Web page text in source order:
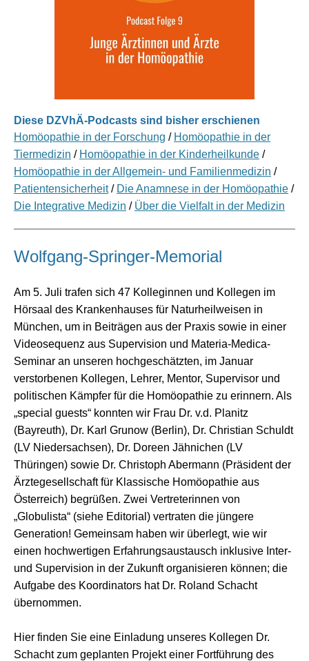
Diese DZVhÄ-Podcasts sind bisher erschienen
Homöopathie in der Forschung / Homöopathie in der
Tiermedizin / Homöopathie in der Kinderheilkunde /
Homöopathie in der Allgemein- und Familienmedizin /
Patientensicherheit/ Die Anamnese in der Homöopathie /
Die Integrative Medizin / Über die Vielfalt in der Medizin
Wolfgang-Springer-Memorial
Am 5. Juli trafen sich 47 Kolleginnen und Kollegen im
Hörsaal des Krankenhauses für Naturheilweisen in
München, um in Beiträgen aus der Praxis sowie in einer
Videosequenz aus Supervision und Materia-Medica-
Seminar an unseren hochgeschätzten, im Januar
verstorbenen Kollegen, Lehrer, Mentor, Supervisor und
politischen Kämpfer für die Homöopathie zu erinnern. Als
„special guests“ konnten wir Frau Dr. v.d. Planitz
(Bayreuth), Dr. Karl Grunow (Berlin), Dr. Christian Schuldt
(LV Niedersachsen), Dr. Doreen Jähnichen (LV
Thüringen) sowie Dr. Christoph Abermann (Präsident der
Ärztegesellschaft für Klassische Homöopathie aus
Österreich) begrüßen. Zwei Vertreterinnen von
„Globulista“ (siehe Editorial) vertraten die jüngere
Generation! Gemeinsam haben wir überlegt, wie wir
einen hochwertigen Erfahrungsaustausch inklusive Inter-
und Supervision in der Zukunft organisieren können; die
Aufgabe des Koordinators hat Dr. Roland Schacht
übernommen.
Hier finden Sie eine Einladung unseres Kollegen Dr.
Schacht zum geplanten Projekt einer Fortführung des